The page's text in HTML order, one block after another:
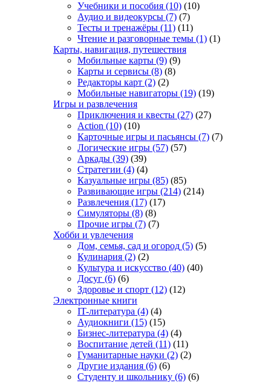
Учебники и пособия (10) (10)
Аудио и видеокурсы (7) (7)
Тесты и тренажёры (11) (11)
Чтение и разговорные темы (1) (1)
Карты, навигация, путешествия
Мобильные карты (9) (9)
Карты и сервисы (8) (8)
Редакторы карт (2) (2)
Мобильные навигаторы (19) (19)
Игры и развлечения
Приключения и квесты (27) (27)
Action (10) (10)
Карточные игры и пасьянсы (7) (7)
Логические игры (57) (57)
Аркады (39) (39)
Стратегии (4) (4)
Казуальные игры (85) (85)
Развивающие игры (214) (214)
Развлечения (17) (17)
Симуляторы (8) (8)
Прочие игры (7) (7)
Хобби и увлечения
Дом, семья, сад и огород (5) (5)
Кулинария (2) (2)
Культура и искусство (40) (40)
Досуг (6) (6)
Здоровье и спорт (12) (12)
Электронные книги
IT-литература (4) (4)
Аудиокниги (15) (15)
Бизнес-литература (4) (4)
Воспитание детей (11) (11)
Гуманитарные науки (2) (2)
Другие издания (6) (6)
Студенту и школьнику (6) (6)